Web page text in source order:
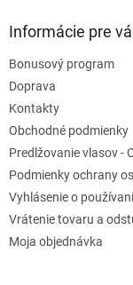
Informácie pre
Bonusový program
Doprava
Kontakty
Obchodné podmienky
Predlžovanie vlasov -
Podmienky ochrany
Vyhlásenie o
Vrátenie tovaru a
Moja objednávka